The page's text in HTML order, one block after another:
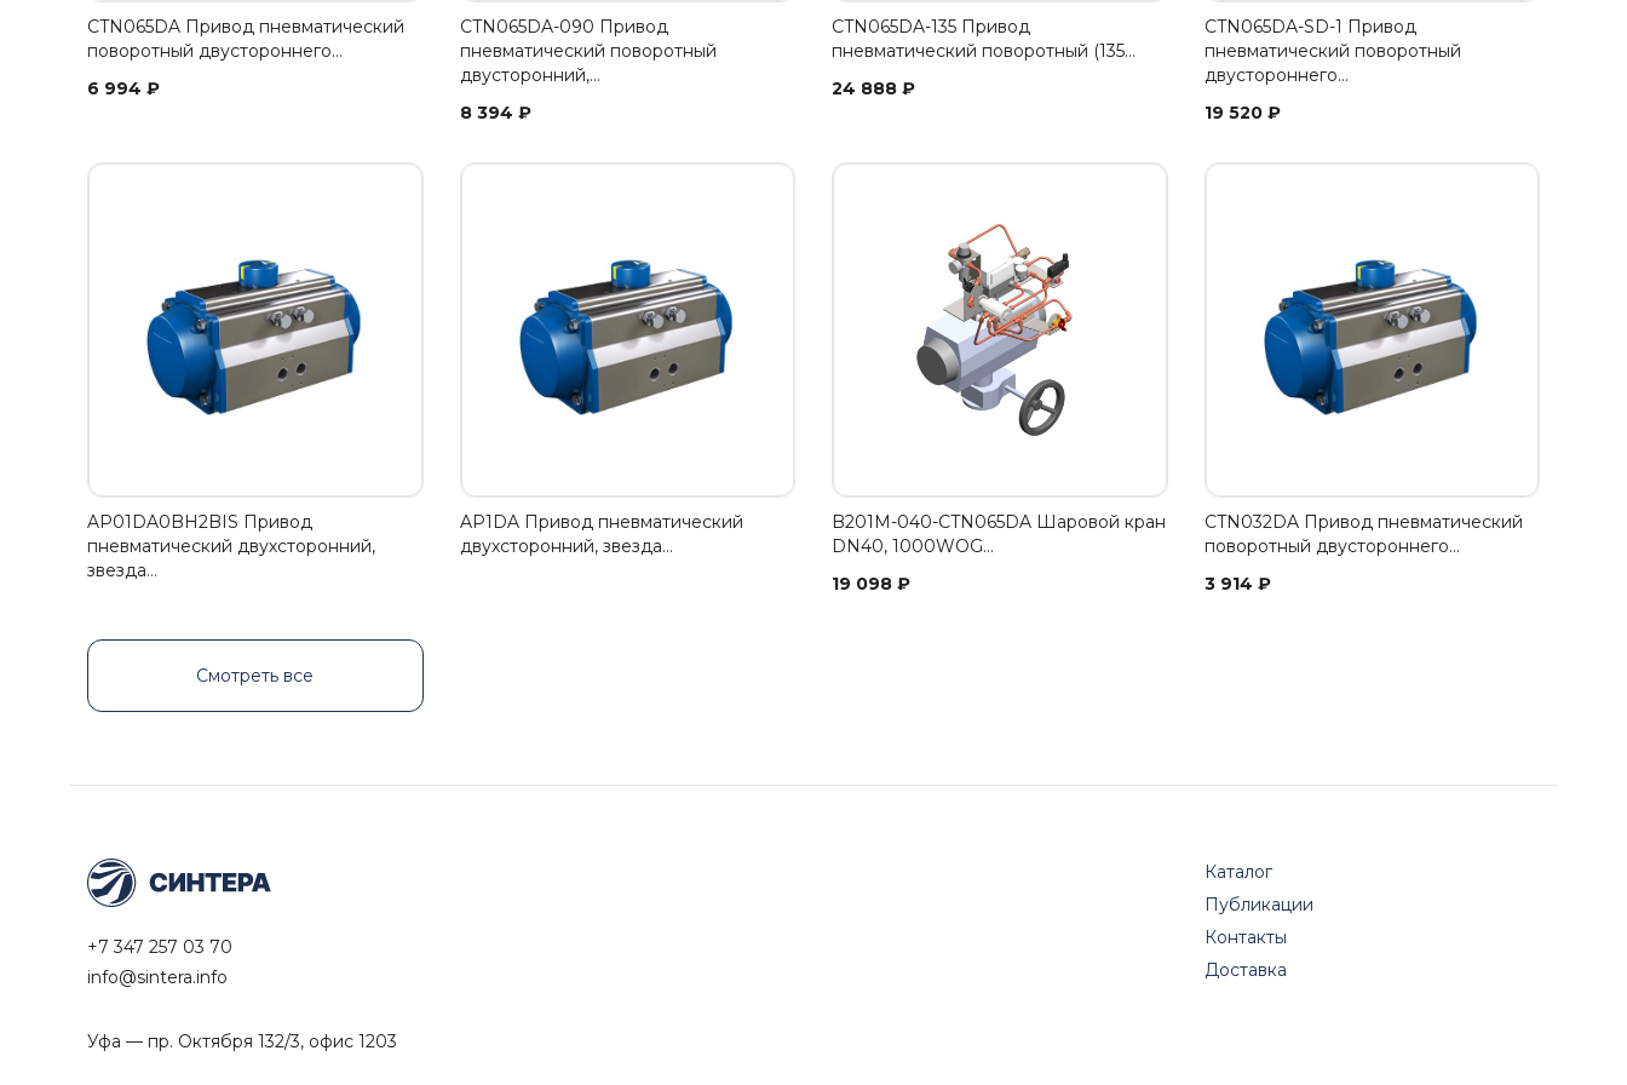
CTN065DA Привод пневматический
поворотный двустороннего…
6 994 ₽
CTN065DA-090 Привод
пневматический поворотный
двусторонний,…
8 394 ₽
CTN065DA-135 Привод
пневматический поворотный (135…
24 888 ₽
CTN065DA-SD-1 Привод
пневматический поворотный
двустороннего…
19 520 ₽
AP01DA0BH2BIS Привод
пневматический двухсторонний,
звезда…
AP1DA Привод пневматический
двухсторонний, звезда…
B201M-040-CTN065DA Шаровой кран
DN40, 1000WOG…
19 098 ₽
CTN032DA Привод пневматический
поворотный двустороннего…
3 914 ₽
Смотреть все
+7 347 257 03 70
info@sintera.info
Уфа — пр. Октября 132/3, офис 1203
Каталог
Публикации
Контакты
Доставка